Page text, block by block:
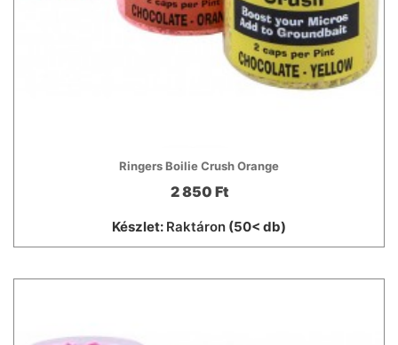
Ringers Boilie Crush Orange
2 850 Ft
Készlet: Raktáron (50< db)